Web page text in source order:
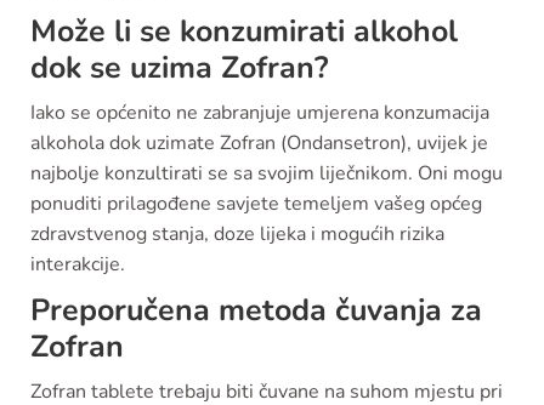
Može li se konzumirati alkohol
dok se uzima Zofran?
Iako se općenito ne zabranjuje umjerena konzumacija
alkohola dok uzimate Zofran (Ondansetron), uvijek je
najbolje konzultirati se sa svojim liječnikom. Oni mogu
ponuditi prilagođene savjete temeljem vašeg općeg
zdravstvenog stanja, doze lijeka i mogućih rizika
interakcije.
Preporučena metoda čuvanja za
Zofran
Zofran tablete trebaju biti čuvane na suhom mjestu pri